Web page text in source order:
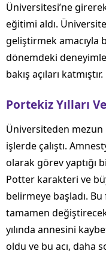
Üniversitesi’ne
eğitimi aldı.
geliştirmek amacıyla
dönemdeki
bakış açıları katmıştır.
Portekiz Yılları
Üniversiteden mezun
işlerde çalıştı.
olarak görev yaptığı
Potter karakteri ve
belirmeye başladı.
tamamen
yılında annesini
oldu ve bu acı, daha